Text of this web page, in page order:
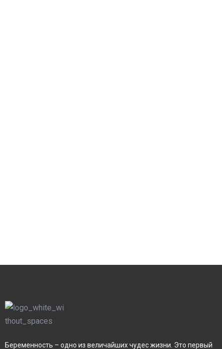
Беременность – одно из величайших чудес жизни. Это первый